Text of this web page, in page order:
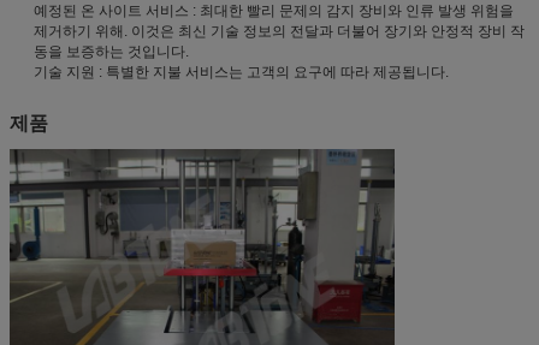
예정된 온 사이트 서비스 : 최대한 빨리 문제의 감지 장비와 인류 발생 위험을
제거하기 위해. 이것은 최신 기술 정보의 전달과 더불어 장기와 안정적 장비 작
동을 보증하는 것입니다.
기술 지원 : 특별한 지불 서비스는 고객의 요구에 따라 제공됩니다.
제품